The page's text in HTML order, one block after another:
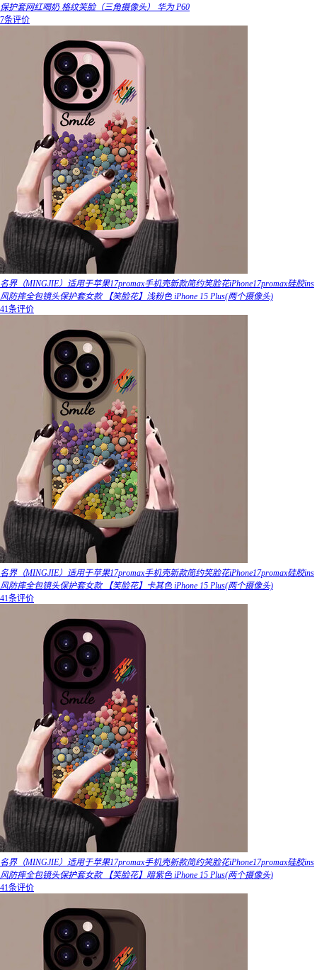
保护套网红喝奶 格纹笑脸（三角摄像头） 华为 P60
7条评价
名界（MINGJIE）适用于苹果17promax手机壳新款简约笑脸花iPhone17promax硅胶ins
风防摔全包镜头保护套女款 【笑脸花】浅粉色 iPhone 15 Plus(两个摄像头)
41条评价
名界（MINGJIE）适用于苹果17promax手机壳新款简约笑脸花iPhone17promax硅胶ins
风防摔全包镜头保护套女款 【笑脸花】卡其色 iPhone 15 Plus(两个摄像头)
41条评价
名界（MINGJIE）适用于苹果17promax手机壳新款简约笑脸花iPhone17promax硅胶ins
风防摔全包镜头保护套女款 【笑脸花】暗紫色 iPhone 15 Plus(两个摄像头)
41条评价